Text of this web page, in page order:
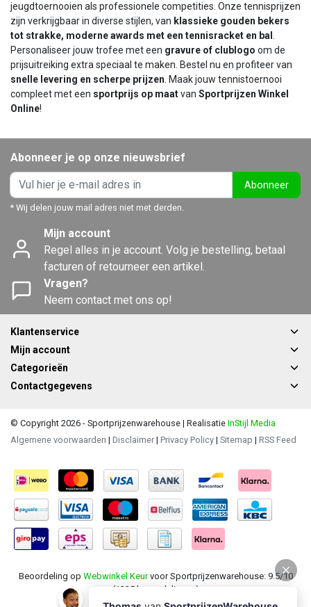
jeugdtoernooien als professionele competities. Onze tennisprijzen
zijn verkrijgbaar in diverse stijlen, van klassieke gouden bekers
tot strakke, moderne awards met een tennisracket en bal
Personaliseer jouw trofee met een gravure of clublogo om de
prijsuitreiking extra speciaal te maken. Bestel nu en profiteer van
snelle levering en scherpe prijzen . Maak jouw tennistoernooi
compleet met een sportprijs op maatvan Sportprijzen Winkel
Online!
Abonneer je op onze nieuwsbrief
Abonneer
* Wij delen jouw mail adres niet met derden.
Mijn account
Regel alles in je account. Volg je bestelling, betaal
facturen of retourneer een artikel.
Vragen?
Neem contact met ons op!
Klantenservice
Mijn account
Categorieën
Contactgegevens
© Copyright 2026 - Sportprijzenwarehouse | Realisatie InStijl Media
Algemene voorwaarden | Disclaimer | Privacy Policy | Sitemap | RSS Feed
Beoordeling op Webwinkel Keurvoor Sportprijzenwarehouse: 9.5/10
(1235 beoordelingen)